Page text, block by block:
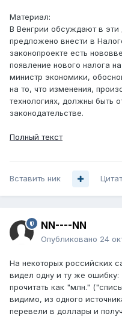
Материал:
В Венгрии обсуждают в эти
предложено внести в
законопроекте есть
появление нового налога
министр экономики,
на то, что изменения,
технологиях, должны быть
законодательстве.
Полный текст
Вставить ник
NN----NN
Опубликовано 24
На некоторых российских
видел одну и ту же
прочитать как "млн."
видимо, из одного
перевели в доллары и